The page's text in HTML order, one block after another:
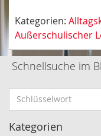
Kategorien:
Außerschulischer
Schnellsuche im
c
h
Kategorien